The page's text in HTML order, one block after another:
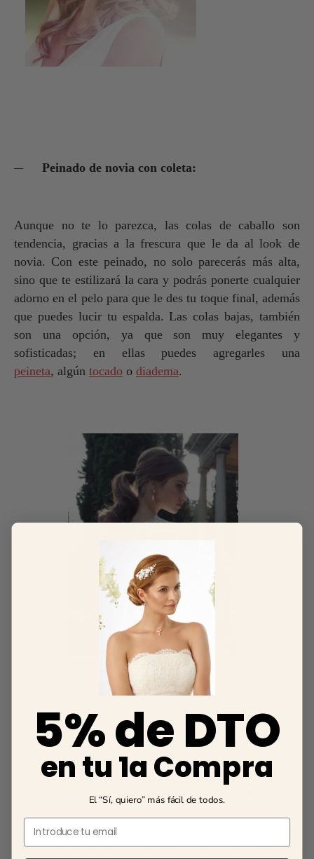
Peinado de novia con coleta:
Aunque no te lo parezca, las colas de caballo son
tendencia, gracias a la frescura que le da al look de
novia. Con este peinado, no solo parecerás más alta,
sino que te estilizará la cara y podrás ponerte cualquier
adorno en el pelo para que le des tu toque final, además
que puedes lucir tu espalda. Las colas bajas, también
son una opción, ya que son muy elegantes y
sofisticadas; en ellas puedes agregarles una
peineta, algún tocado o diadema.
Los clásicos recogidos de novia, una apuesta infalible
para el día de tu boda. Sin duda es por el que apuestan
5% de DTO
en tu 1a Compra
El “Sí, quiero” más fácil de todos.
Email